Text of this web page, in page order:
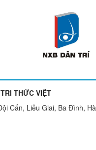
THỨC VIỆT
Cấn, Liễu Giai, Ba Đình,